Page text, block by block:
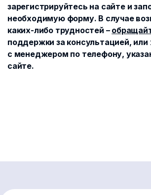
зарегистрируйтесь на сайте и
необходимую форму. В случае
каких-либо трудностей –
поддержки за консультацией,
с менеджером по телефону,
сайте.